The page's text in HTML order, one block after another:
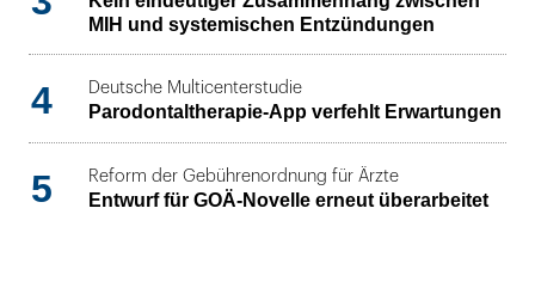
MIH und systemischen Entzündungen
4 Deutsche Multicenterstudie
Parodontaltherapie-App verfehlt Erwartungen
5 Reform der Gebührenordnung für Ärzte
Entwurf für GOÄ-Novelle erneut überarbeitet